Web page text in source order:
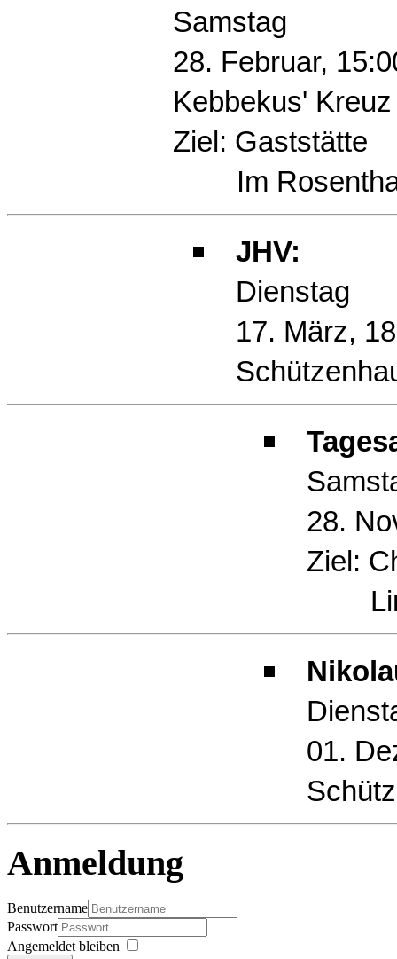
Samstag
28. Februar,
Kebbekus' Kreuz
Ziel: Gaststätte
Im
JHV:
Dienstag
17. März,
28.
Ziel:
01.
Anmeldung
Benutzername
Passwort
Angemeldet bleiben